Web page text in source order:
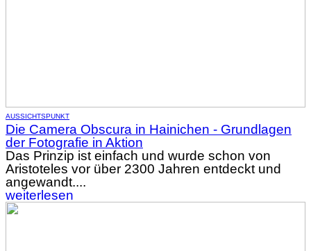
AUSSICHTSPUNKT
Die Camera Obscura in Hainichen - Grundlagen
der Fotografie in Aktion
Das Prinzip ist einfach und wurde schon von
Aristoteles vor über 2300 Jahren entdeckt und
angewandt....
weiterlesen